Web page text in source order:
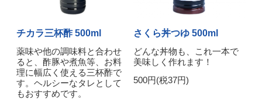
チカラ三杯酢 500ml
薬味や他の調味料と合わせ
ると、酢豚や煮魚等、お料
理に幅広く使える三杯酢で
す。ヘルシーなタレとして
もおすすめです。
さくら丼つゆ 500ml
どんな丼物も、これ一本で
美味しく作れます！
500円(税37円)